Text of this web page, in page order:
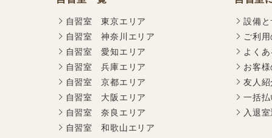
自習室 東京エリア
自習室 神奈川エリア
自習室 愛知エリア
自習室 兵庫エリア
自習室 京都エリア
自習室 大阪エリア
自習室 奈良エリア
自習室 和歌山エリア
設備と
ご利
よく
お客
友人
一括払
入退